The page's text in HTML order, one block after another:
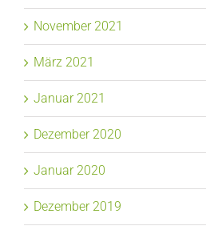
November 2021
März 2021
Januar 2021
Dezember 2020
Januar 2020
Dezember 2019